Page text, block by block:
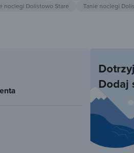
noclegi Dolistowo Stare Tanie noclegi
Dodaj